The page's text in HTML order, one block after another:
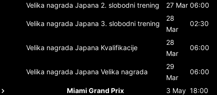
Velika nagrada Japana 2. slobodni trening 27 Mar 06:00
Velika nagrada Japana 3. slobodni trening
28
Mar
02:30
Velika nagrada Japana Kvalifikacije
28
Mar
06:00
Velika nagrada Japana Velika nagrada
29
Mar
06:00
Miami Grand Prix 3 May 18:00